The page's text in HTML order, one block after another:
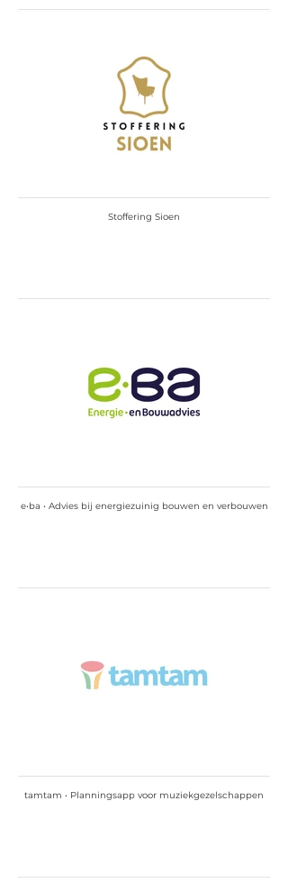
Stoffering Sioen
e•ba • Advies bij energiezuinig bouwen en verbouwen
tamtam • Planningsapp voor muziekgezelschappen